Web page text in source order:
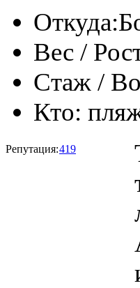
Откуда:
Вес /
Стаж /
Кто:
Репутация:419